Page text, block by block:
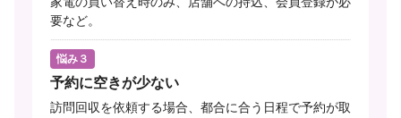
要など。
悩み３
予約に空きが少ない
訪問回収を依頼する場合、都合に合う日程で予約が取